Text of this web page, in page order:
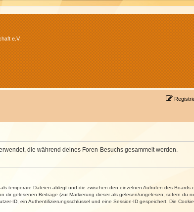
e.V.
die während deines Foren-Besuchs gesammelt werden.
temporäre Dateien ablegt und die zwischen den einzelnen Aufrufen des Boards
gelesenen Beiträge (zur Markierung dieser als gelesen/ungelesen; sofern du
ID, ein Authentifizierungsschlüssel und eine Session-ID gespeichert. Die